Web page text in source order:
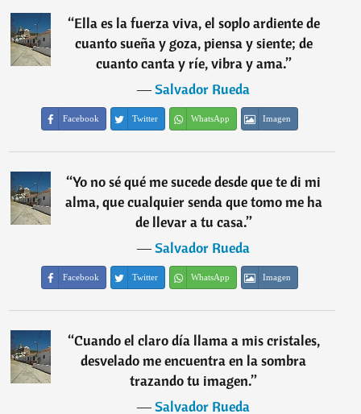
“Ella es la fuerza viva, el soplo ardiente de
cuanto sueña y goza, piensa y siente; de
cuanto canta y ríe, vibra y ama.”
―Salvador Rueda
Facebook Twitter WhatsApp Imagen
“Yo no sé qué me sucede desde que te di mi
alma, que cualquier senda que tomo me ha
de llevar a tu casa.”
―Salvador Rueda
Facebook Twitter WhatsApp Imagen
“Cuando el claro día llama a mis cristales,
desvelado me encuentra en la sombra
trazando tu imagen.”
―Salvador Rueda